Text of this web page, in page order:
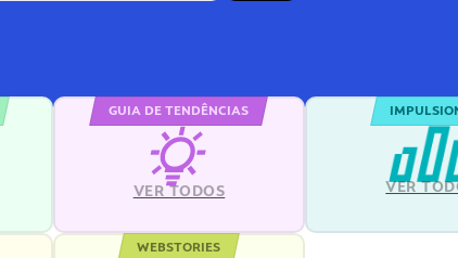
GUIA DE TENDÊNCIAS
VER TODOS VER
WEBSTORIES